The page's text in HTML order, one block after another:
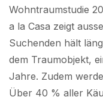
Wohntraumstudie
a la Casa zeigt
Suchenden hält
dem Traumobjekt,
Jahre. Zudem
Über 40 % aller